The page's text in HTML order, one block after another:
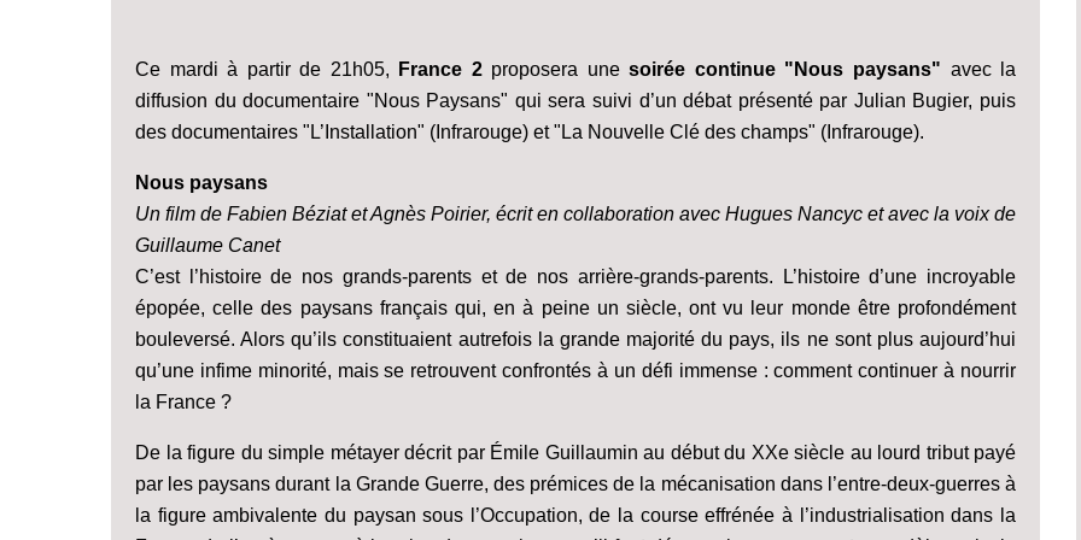
Ce mardi à partir de 21h05, France 2proposera unesoirée continue "Nous paysans" avec la
diffusion du documentaire "Nous Paysans" qui sera suivi d’un débat présenté par Julian Bugier, puis
des documentaires "L’Installation" (Infrarouge) et "La Nouvelle Clé des champs" (Infrarouge).
Nous paysans
Un film de Fabien Béziat et Agnès Poirier, écrit en collaboration avec Hugues Nancyc et avec la voix de
Guillaume Canet
C’est l’histoire de nos grands-parents et de nos arrière-grands-parents. L’histoire d’une incroyable
épopée, celle des paysans français qui, en à peine un siècle, ont vu leur monde être profondément
bouleversé. Alors qu’ils constituaient autrefois la grande majorité du pays, ils ne sont plus aujourd’hui
qu’une infime minorité, mais se retrouvent confrontés à un défi immense : comment continuer à nourrir
la France ?
De la figure du simple métayer décrit par Émile Guillaumin au début du XXe siècle au lourd tribut payé
par les paysans durant la Grande Guerre, des prémices de la mécanisation dans l’entre-deux-guerres à
la figure ambivalente du paysan sous l’Occupation, de la course effrénée à l’industrialisation dans la